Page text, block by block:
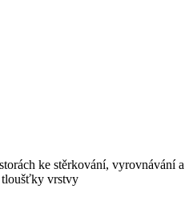
ke stěrkování, vyrovnávání
tloušťky vrstvy